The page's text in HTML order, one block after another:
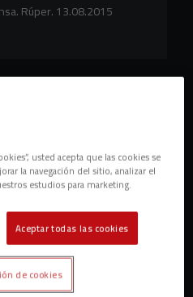
Rúper. 13.08.2015
usted acepta que las cookies se
la navegación del sitio, analizar el
estudios para marketing.
Aceptar todas las cookies
de cookies